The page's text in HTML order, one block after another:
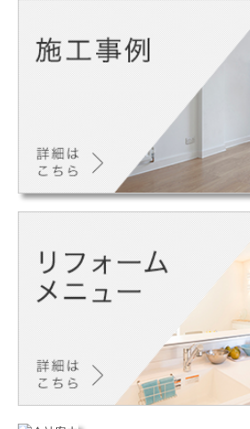
各部屋・玄関
外構
その他
新築・リフォーム（リノベーション）
賃貸リフォーム
バリアフリー
リフォームメニュー
地域の工務店として